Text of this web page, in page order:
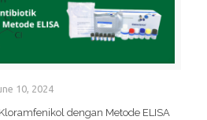
10, 2024
dengan Metode ELISA